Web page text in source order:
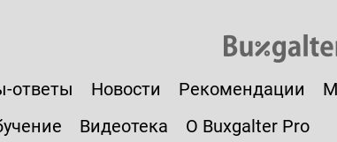
ответы Новости Рекомендации
Видеотека О Buxgalter Pro